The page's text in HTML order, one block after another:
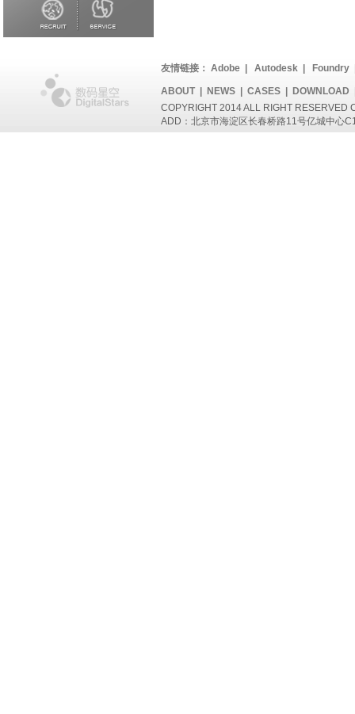
友情链接： Adobe Autodesk Foundry
ABOUT| NEWS CASES DOWNLOAD
COPYRIGHT 2014 ALL RIGHT RESERVED
ADD：北京市海淀区长春桥路11号亿城中